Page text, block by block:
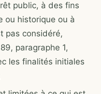
public, à des fins
ou historique ou à
pas considéré,
paragraphe 1,
les finalités initiales